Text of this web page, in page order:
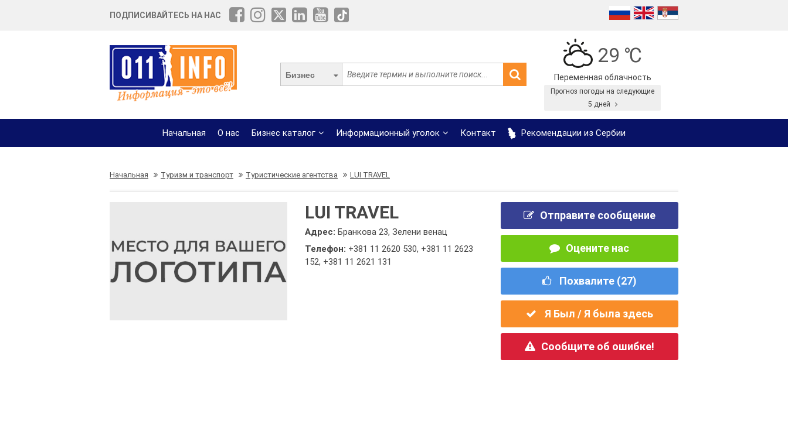
ПОДПИСИВАЙТЕСЬ НА НАС
Бизнес
29 ℃
Переменная облачность
Прогноз погоды на следующие
5 дней
Начальная О нас Бизнес каталог Информационный уголок Контакт Рекомендации из Сербии
Начальная Туризм и транспорт Туристические агентства LUI TRAVEL
LUI TRAVEL
Адрес:Бранкова 23, Зелени венац
Телефон: +381 11 2620 530, +381 11 2623
152, +381 11 2621 131
Отправите сообщение
Оцените нас
Похвалите (27)
Я Был / Я была здесь
Сообщите об ошибке!